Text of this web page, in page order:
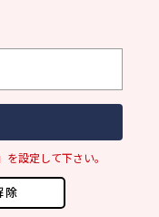
除
設定して下さい。